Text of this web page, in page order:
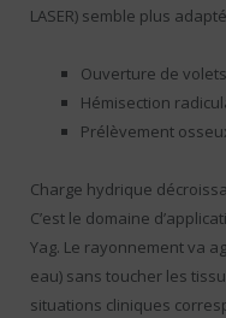
LASER) semble plus
Ouverture de
Hémisection
Prélèvement
Charge hydrique
C’est le domaine
Yag. Le rayonnement va
eau) sans toucher les
situations cliniques